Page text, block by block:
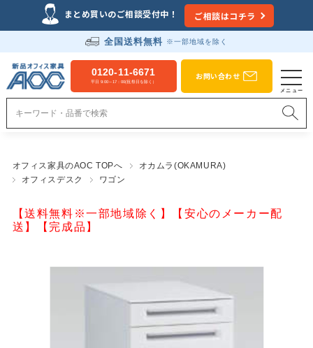
まとめ買いのご相談受付中！ ご相談はコチラ
全国送料無料 ※一部地域を除く
0120-11-6671
平日 9:00～17：00(祝祭日を除く）
お問い合わせ
オフィス家具のAOC TOPへ
オカムラ(OKAMURA)
オフィスデスク
ワゴン
【送料無料※一部地域除く】【安心のメーカー配
送】【完成品】